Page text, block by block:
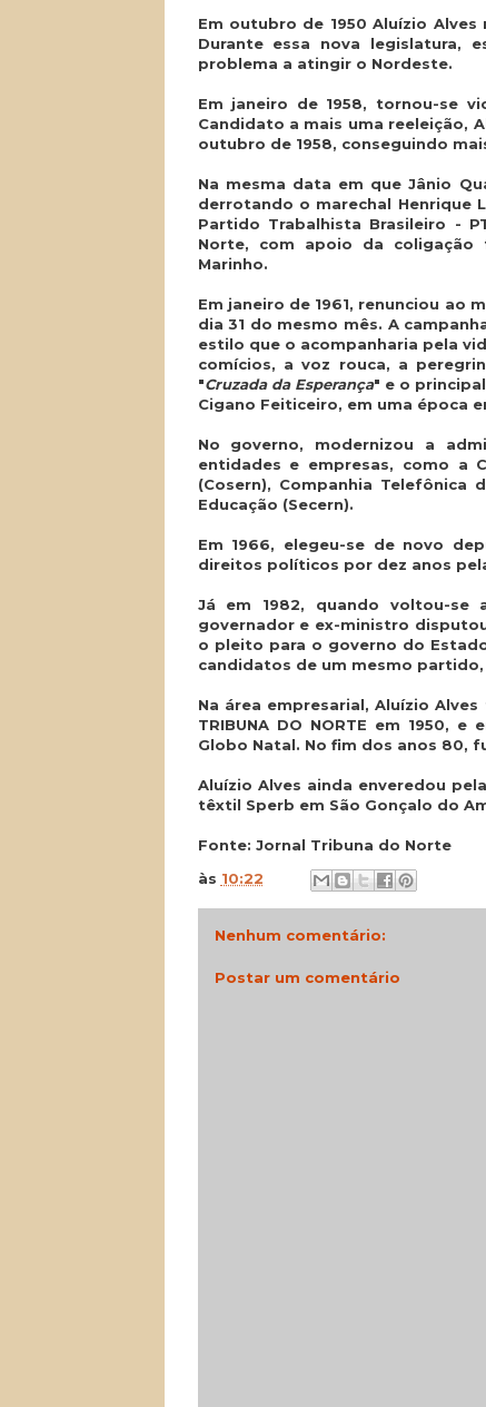
Em outubro de 1950 Aluízio
Durante essa nova legislatura,
problema a atingir o Nordeste.
Em janeiro de 1958, tornou-se
Candidato a mais uma reeleição,
outubro de 1958, conseguindo
Na mesma data em que Jânio
derrotando o marechal Henrique
Partido Trabalhista Brasileiro -
Norte, com apoio da coligação
Marinho.
Em janeiro de 1961, renunciou
dia 31 do mesmo mês. A
estilo que o acompanharia pela
comícios, a voz rouca, a
"Cruzada da Esperança" e o
Cigano Feiticeiro, em uma época
No governo, modernizou a
entidades e empresas, como a
(Cosern), Companhia Telefônica
Educação (Secern).
Em 1966, elegeu-se de novo
direitos políticos por dez anos
Já em 1982, quando voltou-
governador e ex-ministro
o pleito para o governo do
candidatos de um mesmo
Na área empresarial, Aluízio
TRIBUNA DO NORTE em 1950,
Globo Natal. No fim dos anos 80,
Aluízio Alves ainda enveredou
têxtil Sperb em São Gonçalo do
Fonte: Jornal Tribuna do Norte
às 10:22
Nenhum comentário:
Postar um comentário